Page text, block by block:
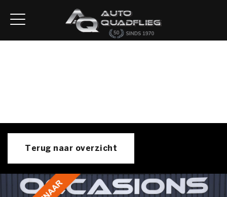
Terug naar overzicht